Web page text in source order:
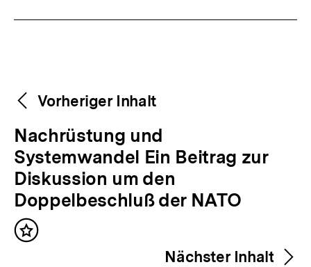
Weitere
Inhalte
Content-
Navigation
Vorheriger Inhalt
V
o
r
h
e
r
Nachrüstung und
Systemwandel Ein Beitrag zur
Diskussion um den
Doppelbeschluß der NATO
Inhalt
Nächster Inhalt